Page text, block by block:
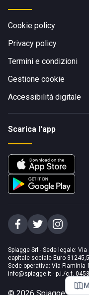
Cookie policy
Privacy policy
Termini e condizioni
Gestione cookie
Accessibilità digitale
Scarica l'app
Spiagge Srl - Sede legale:
capitale sociale Euro
Sede operativa: Via Flaminia
info@spiagge.it - p.i./c.f.